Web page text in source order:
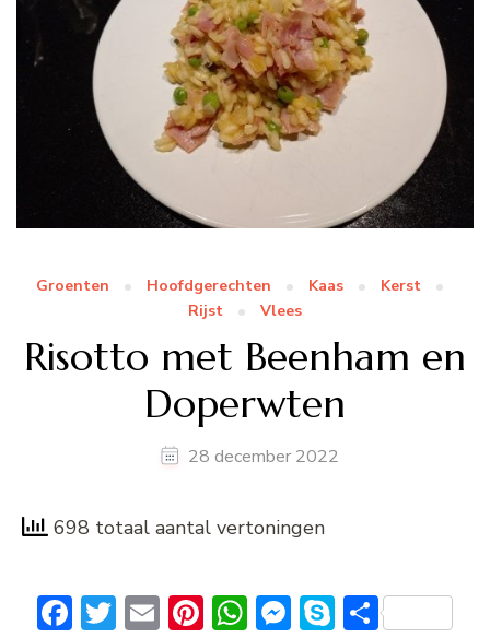
Groenten Hoofdgerechten Kaas
Kerst
Rijst
Vlees
Risotto met Beenham en
Doperwten
28 december 2022
698 totaal aantal vertoningen
Facebook
Twitter
EmailPinterest
WhatsApp
Messenger
Skype
Delen